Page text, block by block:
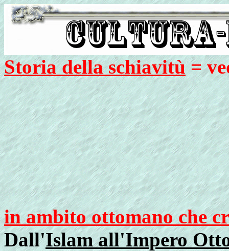
Storia della schiavitù=
in ambito ottomano che
Dall'Islam all'Impero